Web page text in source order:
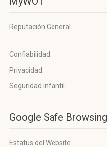
Reputación General
Confiabilidad
Privacidad
Seguridad infantil
Google Safe Browsing
Estatus del Website